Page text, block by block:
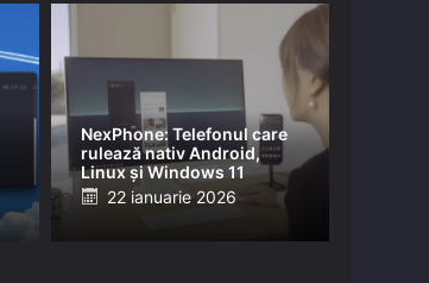
NexPhone: Telefonul care
rulează nativ Android,
Linux și Windows 11
Posted
22 ianuarie 2026